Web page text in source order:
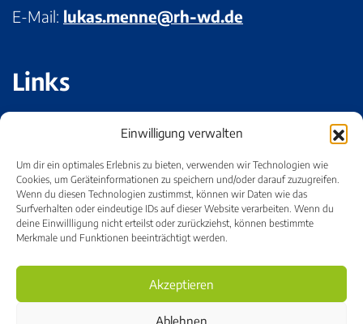
Einwilligung verwalten
Um dir ein optimales Erlebnis zu bieten, verwenden wir Technologien wie
Cookies, um Geräteinformationen zu speichern und/oder darauf zuzugreifen.
Wenn du diesen Technologien zustimmst, können wir Daten wie das
Surfverhalten oder eindeutige IDs auf dieser Website verarbeiten. Wenn du
deine Einwillligung nicht erteilst oder zurückziehst, können bestimmte
Merkmale und Funktionen beeinträchtigt werden.
Akzeptieren
Ablehnen
E-Mail: lukas.menne@rh-wd.de
Links
Bildnachweise
Cookie-Einstellungen